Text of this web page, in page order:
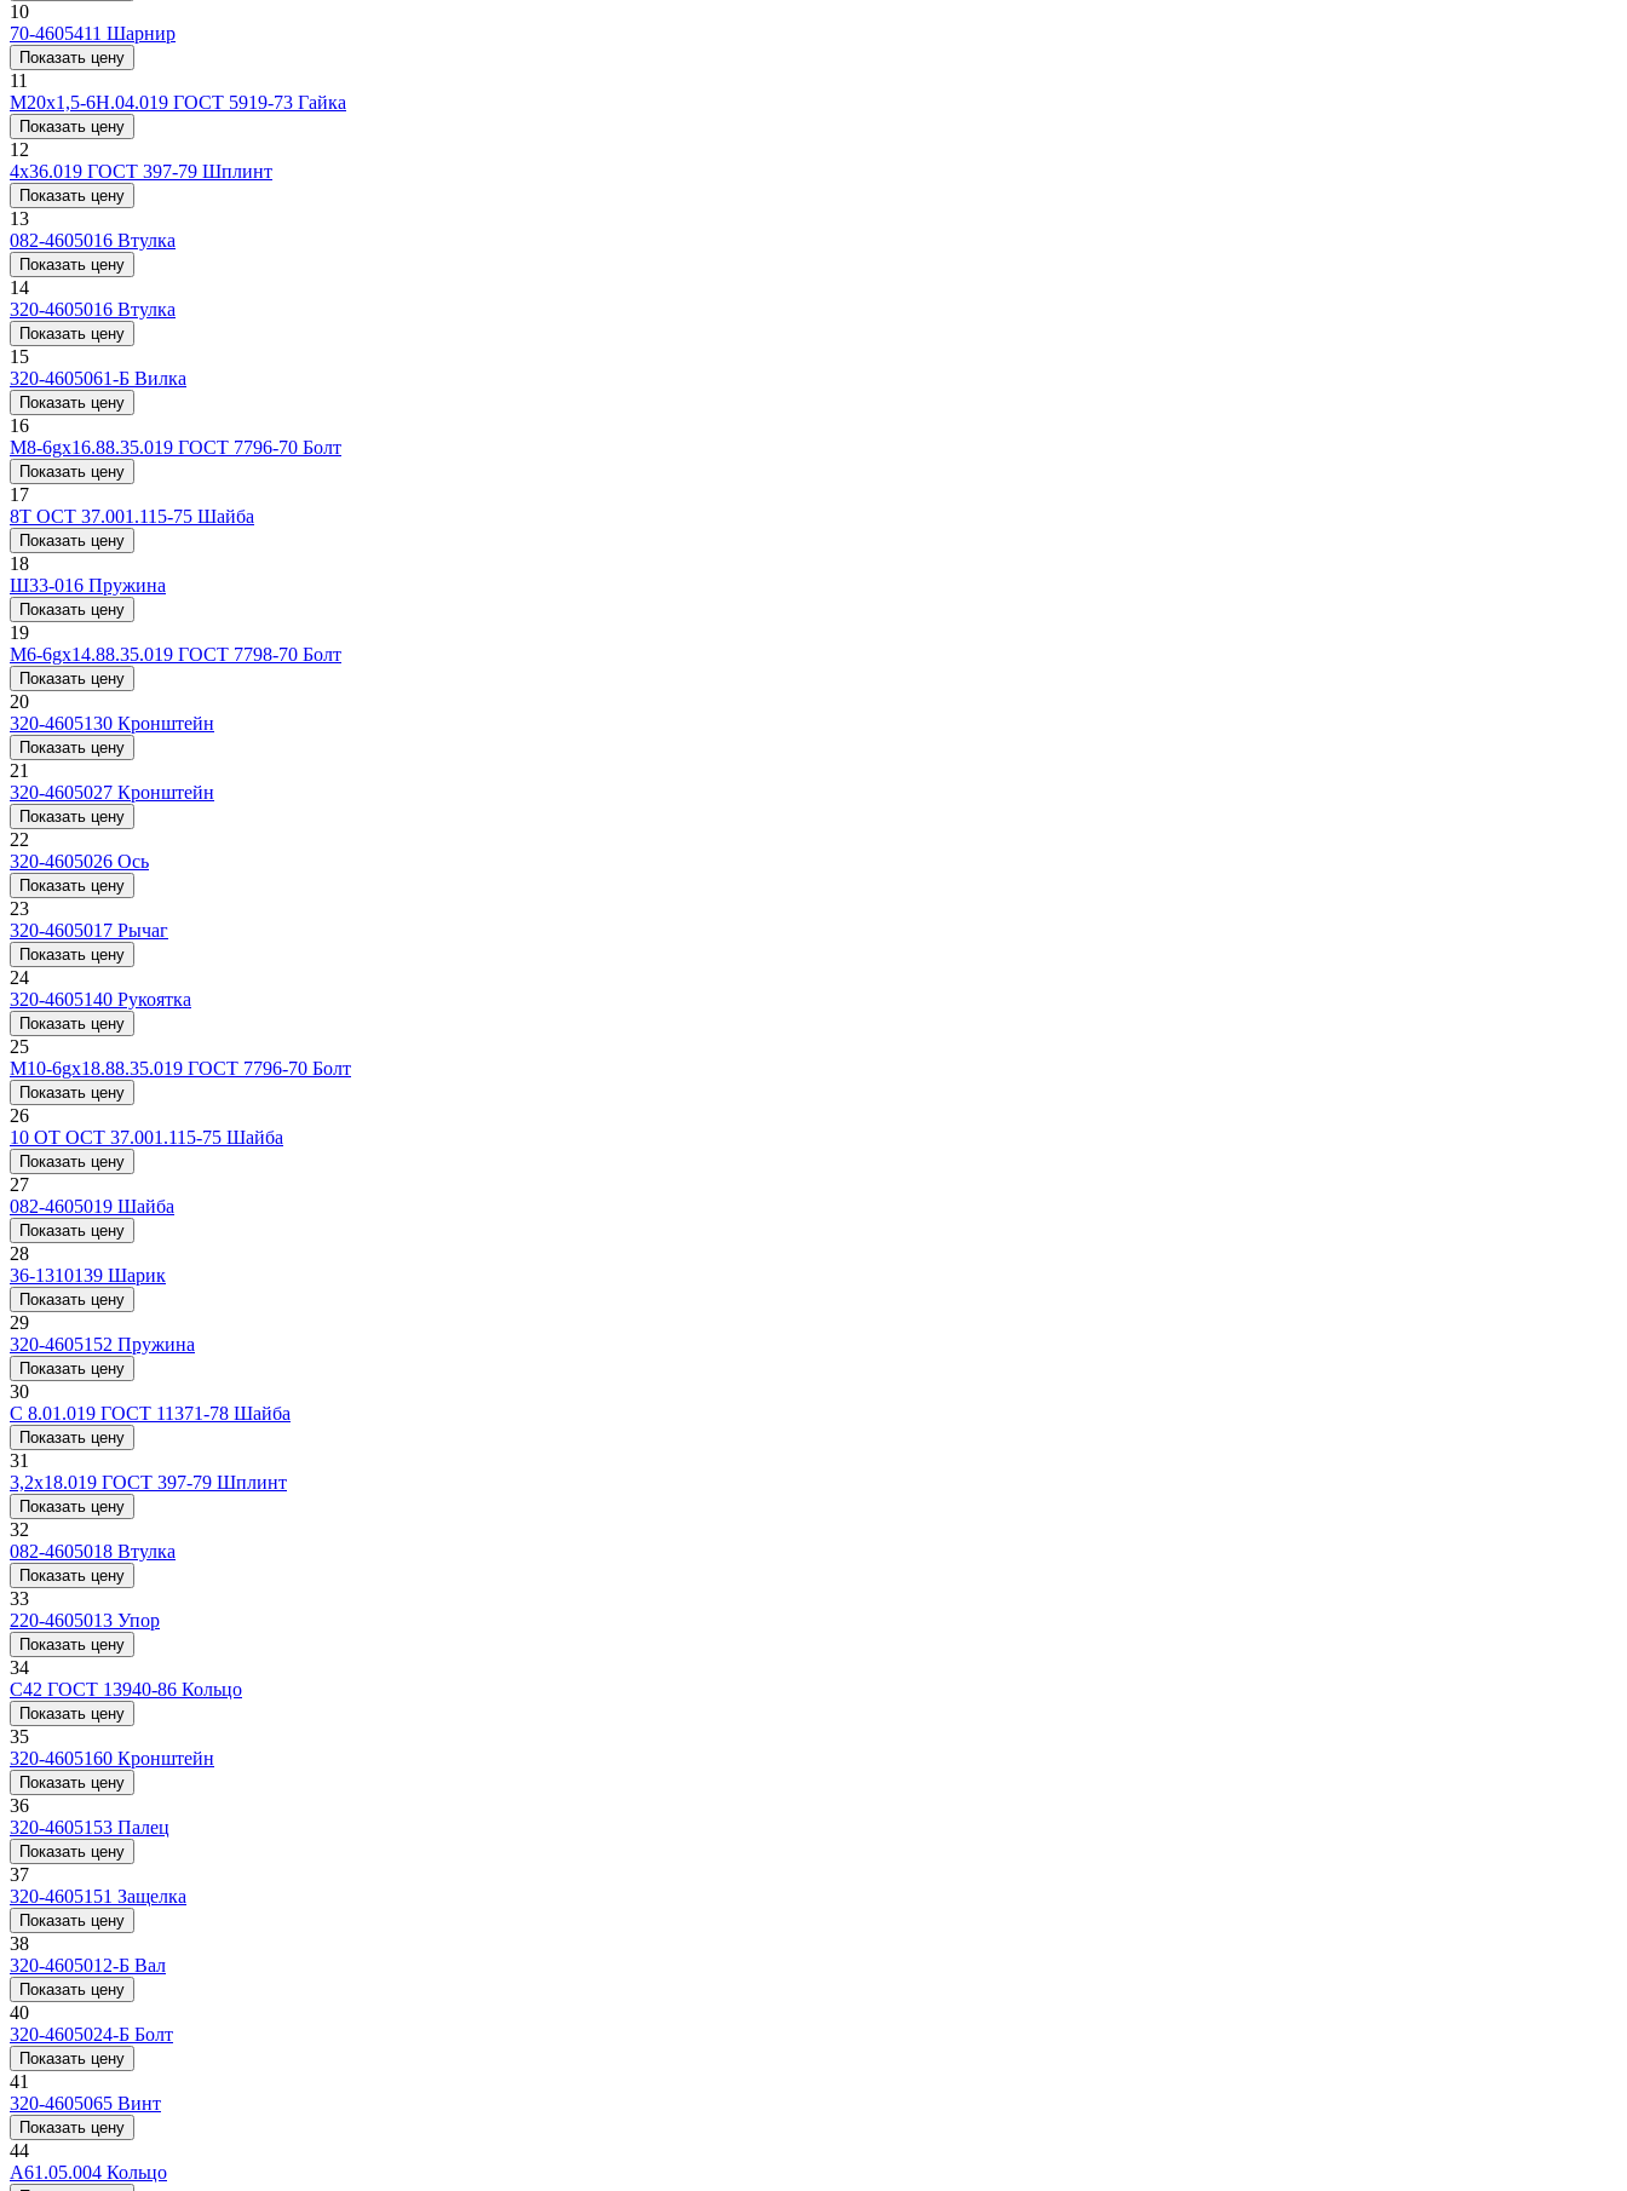
10
70-4605411 Шарнир
Показать цену
11
М20х1,5-6Н.04.019 ГОСТ 5919-73 Гайка
Показать цену
12
4x36.019 ГОСТ 397-79 Шплинт
Показать цену
13
082-4605016 Втулка
Показать цену
14
320-4605016 Втулка
Показать цену
15
320-4605061-Б Вилка
Показать цену
16
M8-6gx16.88.35.019 ГОСТ 7796-70 Болт
Показать цену
17
8Т ОСТ 37.001.115-75 Шайба
Показать цену
18
Ш33-016 Пружина
Показать цену
19
M6-6gx14.88.35.019 ГОСТ 7798-70 Болт
Показать цену
20
320-4605130 Кронштейн
Показать цену
21
320-4605027 Кронштейн
Показать цену
22
320-4605026 Ось
Показать цену
23
320-4605017 Рычаг
Показать цену
24
320-4605140 Рукоятка
Показать цену
25
M10-6gx18.88.35.019 ГОСТ 7796-70 Болт
Показать цену
26
10 ОТ ОСТ 37.001.115-75 Шайба
Показать цену
27
082-4605019 Шайба
Показать цену
28
36-1310139 Шарик
Показать цену
29
320-4605152 Пружина
Показать цену
30
С 8.01.019 ГОСТ 11371-78 Шайба
Показать цену
31
3,2x18.019 ГОСТ 397-79 Шплинт
Показать цену
32
082-4605018 Втулка
Показать цену
33
220-4605013 Упор
Показать цену
34
С42 ГОСТ 13940-86 Кольцо
Показать цену
35
320-4605160 Кронштейн
Показать цену
36
320-4605153 Палец
Показать цену
37
320-4605151 Защелка
Показать цену
38
320-4605012-Б Вал
Показать цену
40
320-4605024-Б Болт
Показать цену
41
320-4605065 Винт
Показать цену
44
A61.05.004 Кольцо